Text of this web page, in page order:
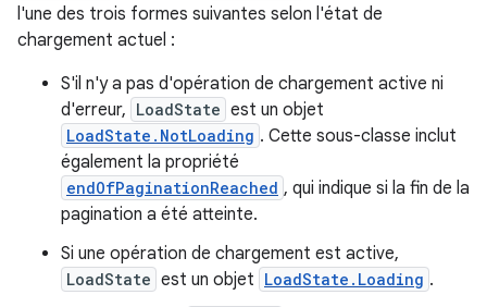
l'une des trois formes suivantes selon l'état de
chargement actuel :
S'il n'y a pas d'opération de chargement active ni
d'erreur, LoadState est un objet
LoadState.NotLoading . Cette sous-classe inclut
également la propriété
endOfPaginationReached , qui indique si la fin de la
pagination a été atteinte.
Si une opération de chargement est active,
LoadState est un objet LoadState.Loading .